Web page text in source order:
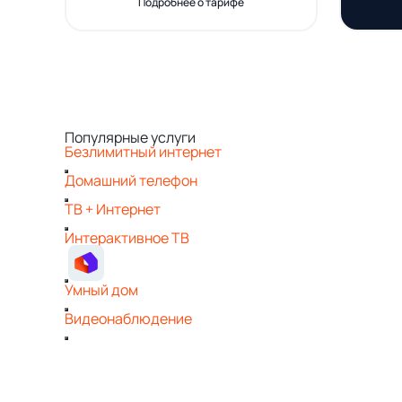
Популярные услуги
Безлимитный интернет
Домашний телефон
ТВ + Интернет
Интерактивное ТВ
Умный дом
Видеонаблюдение